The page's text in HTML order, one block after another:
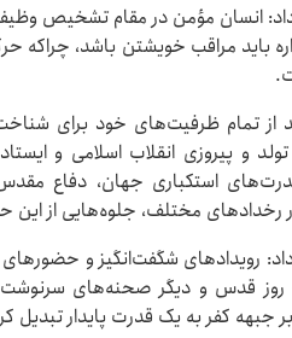
انسان مؤمن در مقام تشخیص
باید مراقب خویشتن باشد، چراکه
از تمام ظرفیت‌های خود برای
و پیروزی انقلاب اسلامی و
استکباری جهان، دفاع
رخدادهای مختلف، جلوه‌هایی از
رویدادهای شگفت‌انگیز و
بهمن، ۲۲ اسفند؛ روز قدس و دیگر
جبهه کفر به یک قدرت پایدار تبدیل